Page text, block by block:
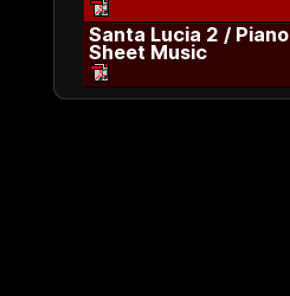
Santa Lucia 2 / Piano
Sheet Music